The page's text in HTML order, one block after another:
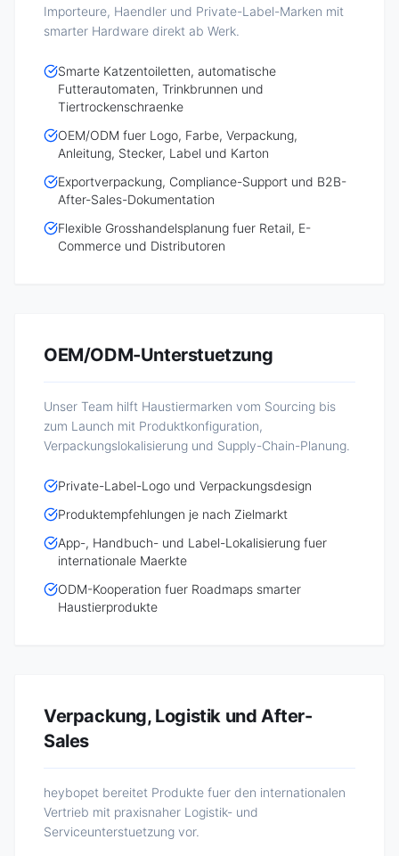
Importeure, Haendler und Private-Label-Marken mit
smarter Hardware direkt ab Werk.
Smarte Katzentoiletten, automatische
Futterautomaten, Trinkbrunnen und
Tiertrockenschraenke
OEM/ODM fuer Logo, Farbe, Verpackung,
Anleitung, Stecker, Label und Karton
Exportverpackung, Compliance-Support und B2B-
After-Sales-Dokumentation
Flexible Grosshandelsplanung fuer Retail, E-
Commerce und Distributoren
OEM/ODM-Unterstuetzung
Unser Team hilft Haustiermarken vom Sourcing bis
zum Launch mit Produktkonfiguration,
Verpackungslokalisierung und Supply-Chain-Planung.
Private-Label-Logo und Verpackungsdesign
Produktempfehlungen je nach Zielmarkt
App-, Handbuch- und Label-Lokalisierung fuer
internationale Maerkte
ODM-Kooperation fuer Roadmaps smarter
Haustierprodukte
Verpackung, Logistik und After-
Sales
heybopet bereitet Produkte fuer den internationalen
Vertrieb mit praxisnaher Logistik- und
Serviceunterstuetzung vor.